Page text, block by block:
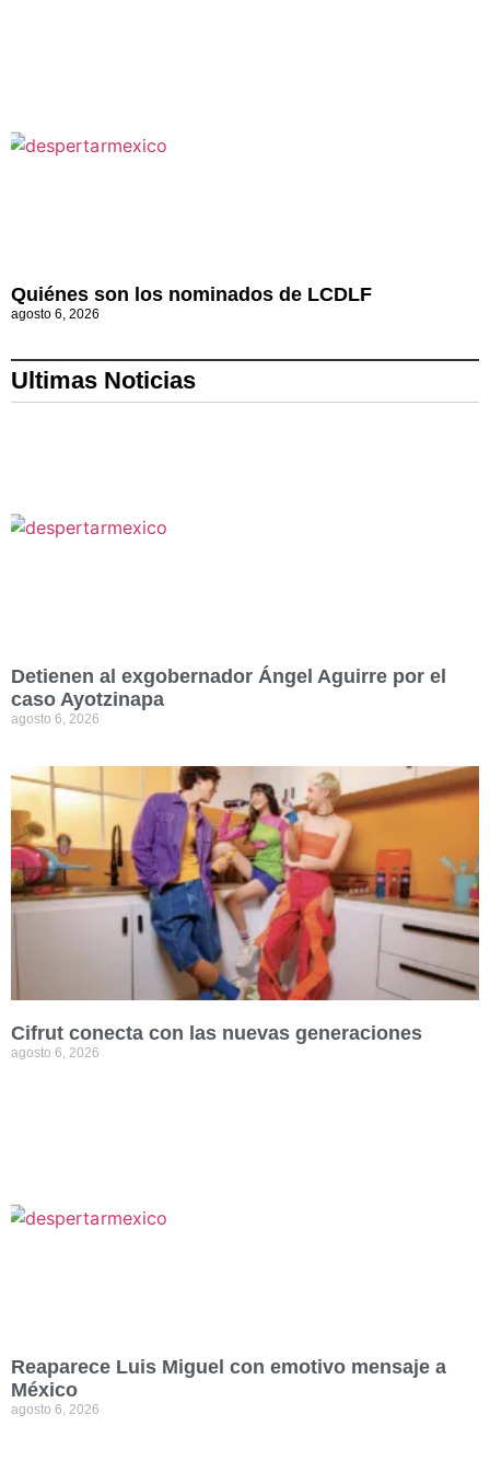
Quiénes son los nominados de LCDLF
agosto 6, 2026
Ultimas Noticias
Detienen al exgobernador Ángel Aguirre por el
caso Ayotzinapa
agosto 6, 2026
Cifrut conecta con las nuevas generaciones
agosto 6, 2026
Reaparece Luis Miguel con emotivo mensaje a
México
agosto 6, 2026